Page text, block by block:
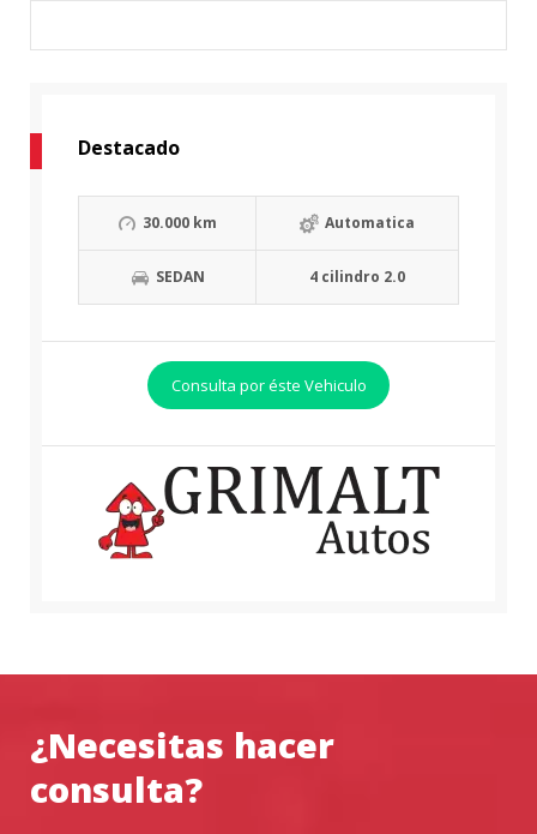
Destacado
30.000 km Automatica
SEDAN 4 cilindro 2.0
Consulta por éste Vehiculo
¿Necesitas hacer
consulta?